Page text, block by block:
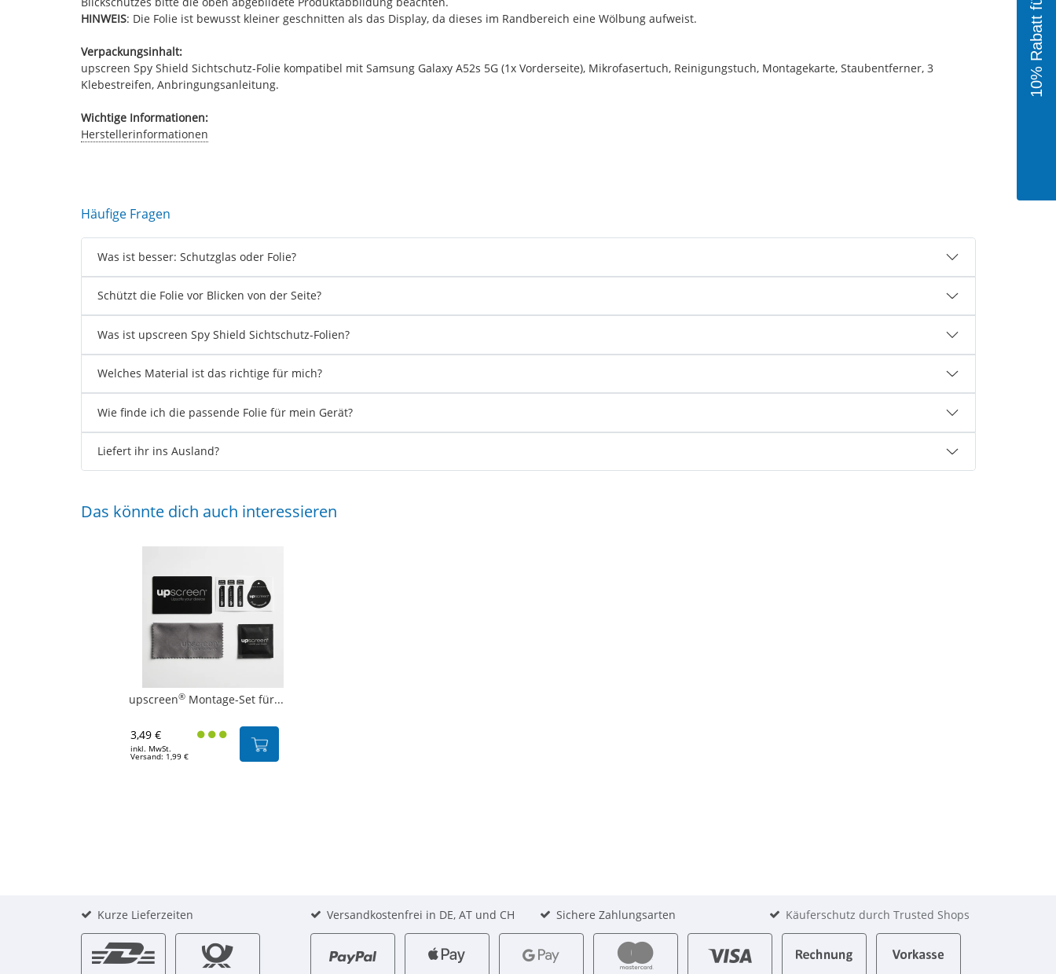
HINWEIS: Die Folie ist bewusst kleiner geschnitten als das Display, da dieses im Randbereich eine Wölbung aufweist.
Verpackungsinhalt:
upscreen Spy Shield Sichtschutz-Folie kompatibel mit Samsung Galaxy A52s 5G (1x Vorderseite), Mikrofasertuch, Reinigungstuch, Montagekarte, Staubentferner, 3
Klebestreifen, Anbringungsanleitung.
Wichtige Informationen:
Herstellerinformationen
Häufige Fragen
Was ist besser: Schutzglas oder Folie?
Schützt die Folie vor Blicken von der Seite?
Was ist upscreen Spy Shield Sichtschutz-Folien?
Welches Material ist das richtige für mich?
Wie finde ich die passende Folie für mein Gerät?
Liefert ihr ins Ausland?
Das könnte dich auch interessieren
upscreen®Montage-Set für...
3,49 €
inkl. MwSt.
Versand: 1,99 €
Kurze Lieferzeiten Versandkostenfrei in DE, AT und CH Sichere Zahlungsarten Käuferschutz durch Trusted Shops